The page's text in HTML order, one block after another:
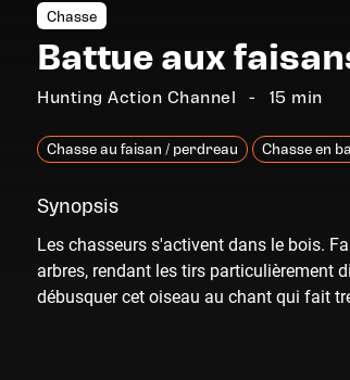
Chasse
Battue aux
Hunting Action Channel 15 min
Chasse au faisan / perdreau Chasse en
Synopsis
Les chasseurs s'activent dans le bois.
arbres, rendant les tirs particulièrement
débusquer cet oiseau au chant qui fait